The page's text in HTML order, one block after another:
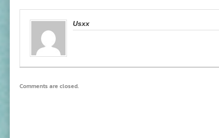
Usxx
Comments are closed.